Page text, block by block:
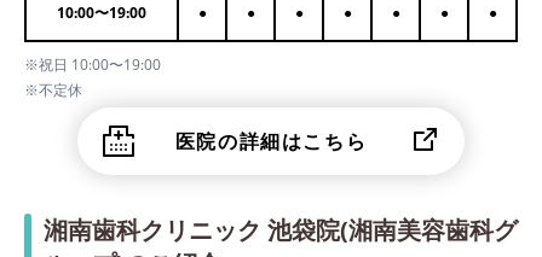
10:00〜19:00 ● ● ● ● ● ● ●
※祝日 10:00〜19:00
※不定休
医院の詳細はこちら
湘南歯科クリニック 池袋院(湘南美容歯科グ